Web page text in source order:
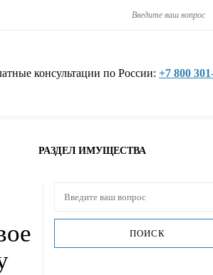
консультации по России: +7 800
РАЗДЕЛ ИМУЩЕСТВА